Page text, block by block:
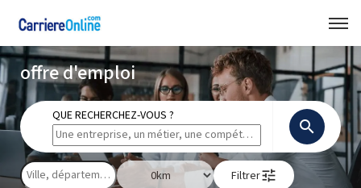
offre d'emploi
QUE RECHERCHEZ-VOUS ?
search
Filtrertune